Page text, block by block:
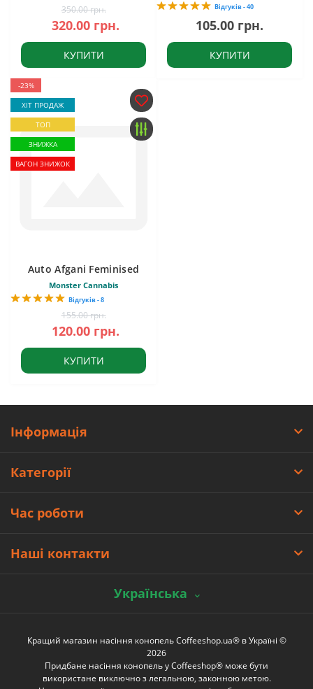
350.00 грн.
320.00 грн.
КУПИТИ
Відгуків - 40
105.00 грн.
КУПИТИ
-23%
ХІТ ПРОДАЖ
ТОП
ЗНИЖКА
ВАГОН ЗНИЖОК
Auto Afgani Feminised
Monster Cannabis
Відгуків - 8
155.00 грн.
120.00 грн.
КУПИТИ
Інформація
Категорії
Час роботи
Наші контакти
Українська
Кращий магазин насіння конопель Coffeeshop.ua® в Україні ©
2026
Придбане насіння конопель у Coffeeshop® може бути
використане виключно з легальною, законною метою.